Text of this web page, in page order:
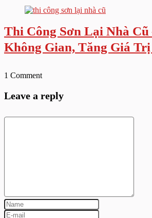
Thi Công Sơn Lại Nhà
Không Gian, Tăng Giá
1 Comment
Leave a reply